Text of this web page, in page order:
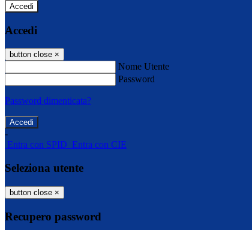
Accedi
Accedi
button close ×
Nome Utente
Password
Password dimenticata?
-
Entra con SPID Entra con CIE
Seleziona utente
button close ×
Recupero password